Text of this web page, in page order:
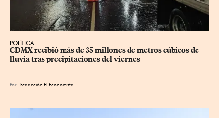
POLÍTICA
CDMX recibió más de 35 millones de metros cúbicos de
lluvia tras precipitaciones del viernes
Por Redacción El Economista